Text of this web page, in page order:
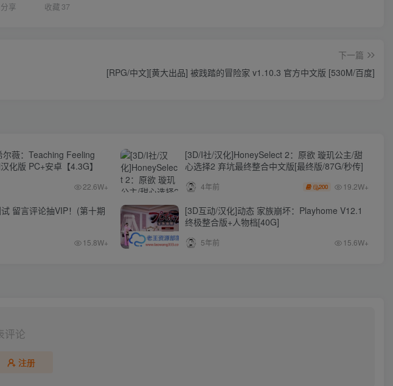
分享 收藏 37
下一篇
[RPG/中文][黄大出品] 被践踏的冒险家 v1.10.3 官方中文版 [530M/百度]
尔薇：Teaching Feeling
化版 PC+安卓【4.3G】
22.6W+
[3D/I社/汉化]HoneySelect 2：原欲 璇玑公主/甜
心选择2 弃坑最终整合中文版[最终版/87G/秒传]
4年前 200 19.2W+
留言评论抽VIP！(第十期
15.8W+
[3D互动/汉化]动态 家族崩坏：Playhome V12.1
终极整合版+人物档[40G]
5年前 15.6W+
评论
注册